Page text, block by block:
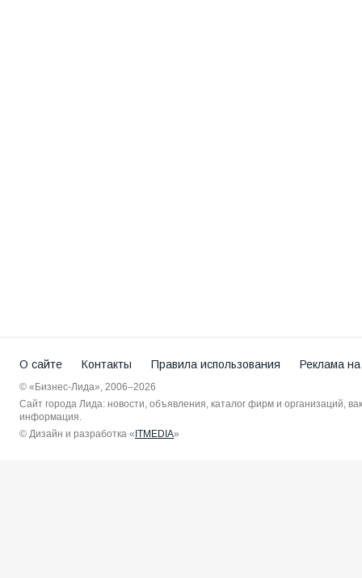
О сайте Контакты Правила использования Реклама
© «Бизнес-Лида», 2006–2026
Сайт города Лида: новости, объявления, каталог фирм и организаций,
информация.
© Дизайн и разработка «ITMEDIA»